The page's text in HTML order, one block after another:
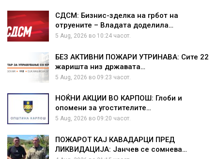
СДСМ: Бизнис-зделка на грбот на
отруените – Владата доделила…
5 Aug, 2026 во 10:24 часот.
БЕЗ АКТИВНИ ПОЖАРИ УТРИНАВА: Сите 22
жаришта низ државата…
5 Aug, 2026 во 09:23 часот.
НОЌНИ АКЦИИ ВО КАРПОШ: Глоби и
опомени за угостителите…
5 Aug, 2026 во 09:20 часот.
ПОЖАРОТ КАЈ КАВАДАРЦИ ПРЕД
ЛИКВИДАЦИЈА: Јанчев се сомнева…